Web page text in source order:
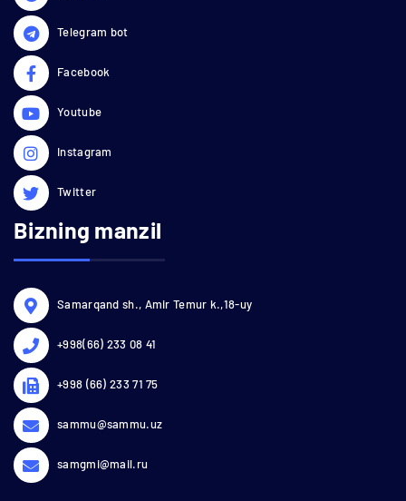
Telegram bot
Facebook
Youtube
Instagram
Twitter
Bizning manzil
Samarqand sh., Amir Temur k.,18-uy
+998(66) 233 08 41
+998 (66) 233 71 75
sammu@sammu.uz
samgmi@mail.ru